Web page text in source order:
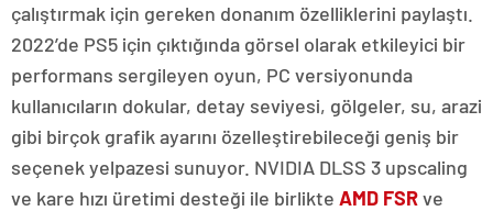
çalıştırmak için gereken donanım özelliklerini paylaştı.
2022’de PS5 için çıktığında görsel olarak etkileyici bir
performans sergileyen oyun, PC versiyonunda
kullanıcıların dokular, detay seviyesi, gölgeler, su, arazi
gibi birçok grafik ayarını özelleştirebileceği geniş bir
seçenek yelpazesi sunuyor. NVIDIA DLSS 3 upscaling
ve kare hızı üretimi desteği ile birlikte AMD FSRve